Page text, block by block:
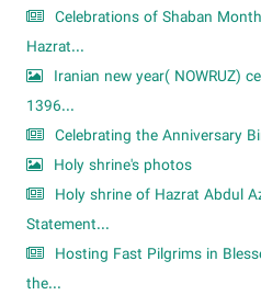
Celebrations of Shaban
Hazrat...
Iranian new year( NOWRUZ)
1396...
Celebrating the Anniversary
Holy shrine's photos
Holy shrine of Hazrat Abdul
Statement...
Hosting Fast Pilgrims in
the...